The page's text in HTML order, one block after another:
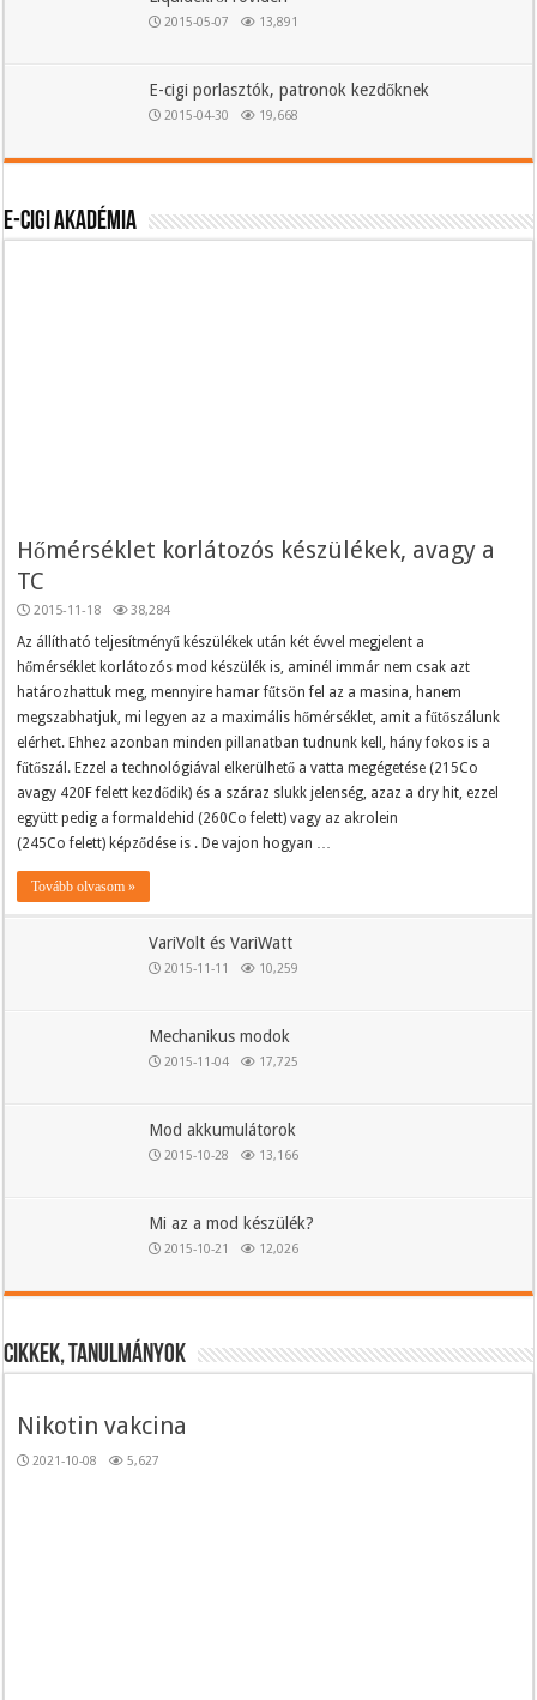
2015-05-07 13,891
E-cigi porlasztók, patronok kezdőknek
2015-04-30 19,668
E-cigi akadémia
Hőmérséklet korlátozós készülékek, avagy a
TC
2015-11-18 38,284
Az állítható teljesítményű készülékek után két évvel megjelent a
hőmérséklet korlátozós mod készülék is, aminél immár nem csak azt
határozhattuk meg, mennyire hamar fűtsön fel az a masina, hanem
megszabhatjuk, mi legyen az a maximális hőmérséklet, amit a fűtőszálunk
elérhet. Ehhez azonban minden pillanatban tudnunk kell, hány fokos is a
fűtőszál. Ezzel a technológiával elkerülhető a vatta megégetése (215Co
avagy 420F felett kezdődik) és a száraz slukk jelenség, azaz a dry hit, ezzel
együtt pedig a formaldehid (260Co felett) vagy az akrolein
(245Co felett) képződése is . De vajon hogyan …
Tovább olvasom »
VariVolt és VariWatt
2015-11-11 10,259
Mechanikus modok
2015-11-04 17,725
Mod akkumulátorok
2015-10-28 13,166
Mi az a mod készülék?
2015-10-21 12,026
Cikkek, tanulmányok
Nikotin vakcina
2021-10-08 5,627